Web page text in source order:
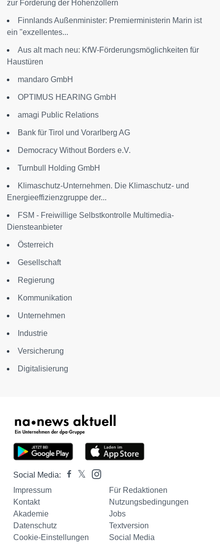
zur Forderung der Hohenzollern
Finnlands Außenminister: Premierministerin Marin ist
ein "exzellentes...
Aus alt mach neu: KfW-Förderungsmöglichkeiten für
Haustüren
mandaro GmbH
OPTIMUS HEARING GmbH
amagi Public Relations
Bank für Tirol und Vorarlberg AG
Democracy Without Borders e.V.
Turnbull Holding GmbH
Klimaschutz-Unternehmen. Die Klimaschutz- und
Energieeffizienzgruppe der...
FSM - Freiwillige Selbstkontrolle Multimedia-
Diensteanbieter
Österreich
Gesellschaft
Regierung
Kommunikation
Unternehmen
Industrie
Versicherung
Digitalisierung
Social Media:
Impressum
Für Redaktionen
Kontakt
Nutzungsbedingungen
Akademie
Jobs
Datenschutz
Textversion
Cookie-Einstellungen
Social Media